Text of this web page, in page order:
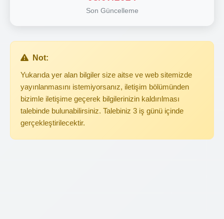
Son Güncelleme
Not:
Yukarıda yer alan bilgiler size aitse ve web sitemizde
yayınlanmasını istemiyorsanız, iletişim bölümünden
bizimle iletişime geçerek bilgilerinizin kaldırılması
talebinde bulunabilirsiniz. Talebiniz 3 iş günü içinde
gerçekleştirilecektir.